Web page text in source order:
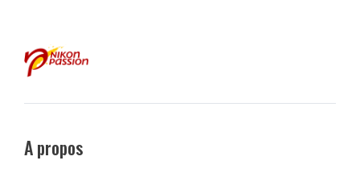
A propos